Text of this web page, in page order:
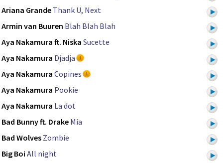
Ariana Grande Thank U, Next
Armin van Buuren Blah Blah Blah
Aya Nakamura ft. Niska Sucette
Aya Nakamura Djadja
Aya Nakamura Copines
Aya Nakamura Pookie
Aya Nakamura La dot
Bad Bunny ft. Drake Mia
Bad Wolves Zombie
Big Boi All night